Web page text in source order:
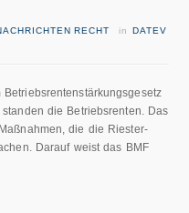
RECHT inDATEV
die Betriebsrenten. Das
die die Riester-
Darauf weist das BMF